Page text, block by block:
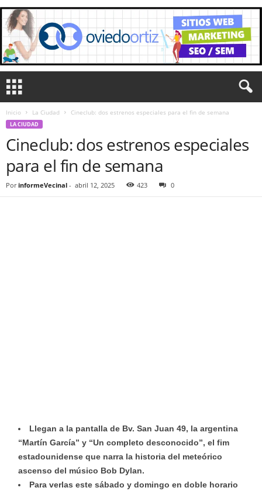
Inicio La Ciudad Cineclub: dos estrenos especiales para el fin de semana
LA CIUDAD
Cineclub: dos estrenos especiales
para el fin de semana
Por informeVecinal - abril 12, 2025 423 0
Llegan a la pantalla de Bv. San Juan 49, la argentina
“Martín García” y “Un completo desconocido”, el fim
estadounidense que narra la historia del meteórico
ascenso del músico Bob Dylan.
Para verlas este sábado y domingo en doble horario